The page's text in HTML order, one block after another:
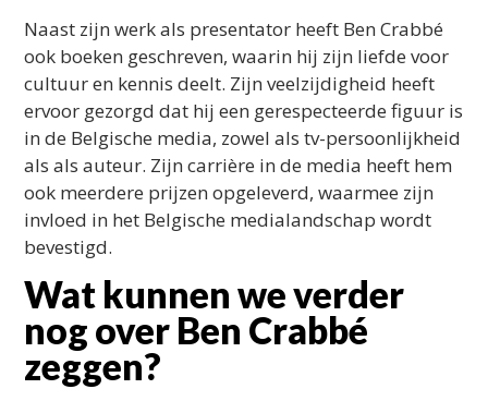
Naast zijn werk als presentator heeft Ben Crabbé
ook boeken geschreven, waarin hij zijn liefde voor
cultuur en kennis deelt. Zijn veelzijdigheid heeft
ervoor gezorgd dat hij een gerespecteerde figuur is
in de Belgische media, zowel als tv-persoonlijkheid
als als auteur. Zijn carrière in de media heeft hem
ook meerdere prijzen opgeleverd, waarmee zijn
invloed in het Belgische medialandschap wordt
bevestigd.
Wat kunnen we verder
nog over Ben Crabbé
zeggen?